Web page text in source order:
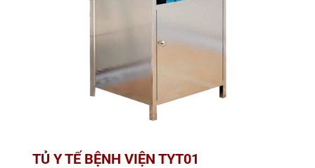
TỦ Y TẾ BỆNH VIỆN TYT01